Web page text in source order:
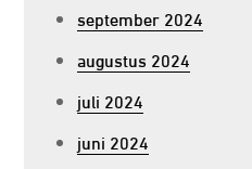
september 2024
augustus 2024
juli 2024
juni 2024